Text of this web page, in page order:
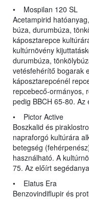
• Mospilan 120 SL
Acetampirid
búza, durumbúza,
káposztarepce
kultúrnövény
durumbúza,
vetésfehérítő bogarak
káposztarepcénél
repcebecő-ormányos,
pedig BBCH 65-80.
• Pictor Active
Boszkalid és
napraforgó kultúrára
betegség
használható. A
75. Az előírt
• Elatus Era
Benzovindiflupir és